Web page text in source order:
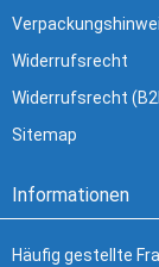
Widerrufsrecht
Widerrufsrecht
Sitemap
Informationen
Häufig gestellte